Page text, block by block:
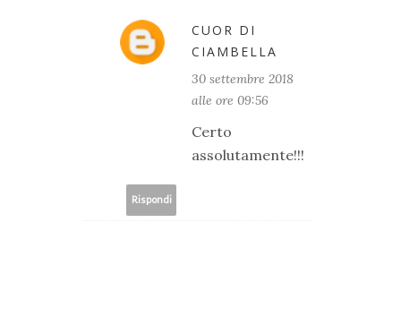
CUOR DI
CIAMBELLA
30 settembre 2018
alle ore 09:56
Certo
assolutamente!!!
Rispondi